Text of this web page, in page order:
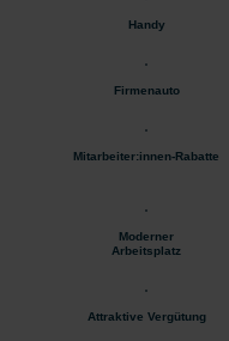
Handy
Firmenauto
Mitarbeiter:innen-Rabatte
Moderner
Arbeitsplatz
Attraktive Vergütung